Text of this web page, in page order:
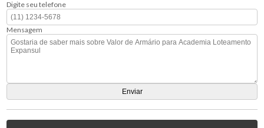
Digite seu telefone
Mensagem